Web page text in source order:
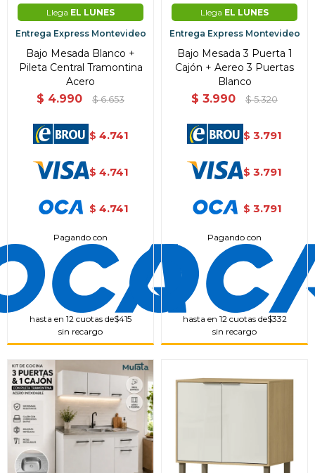
Llega EL LUNES
Entrega Express Montevideo
Bajo Mesada Blanco +
Pileta Central Tramontina
Acero
$ 4.990 $ 6.653
$ 4.741
$ 4.741
$ 4.741
Pagando con
hasta en 12 cuotas de$415
sin recargo
Llega EL LUNES
Entrega Express Montevideo
Bajo Mesada 3 Puerta 1
Cajón + Aereo 3 Puertas
Blanco
$ 3.990 $ 5.320
$ 3.791
$ 3.791
$ 3.791
Pagando con
hasta en 12 cuotas de$332
sin recargo